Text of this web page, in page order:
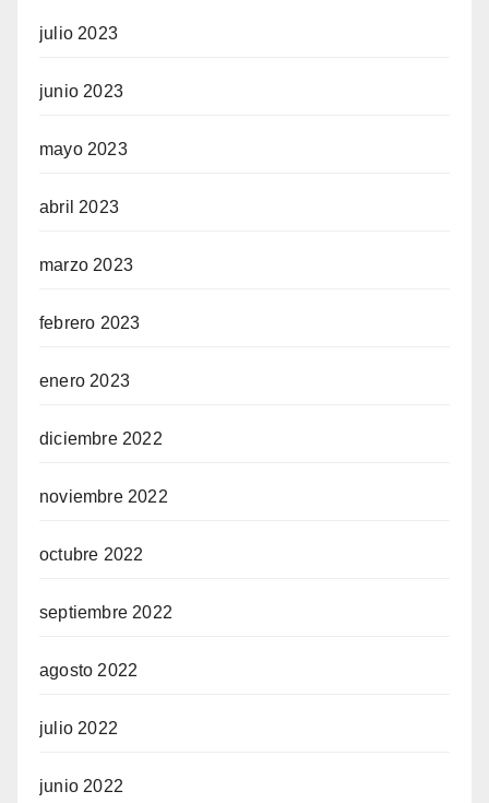
julio 2023
junio 2023
mayo 2023
abril 2023
marzo 2023
febrero 2023
enero 2023
diciembre 2022
noviembre 2022
octubre 2022
septiembre 2022
agosto 2022
julio 2022
junio 2022